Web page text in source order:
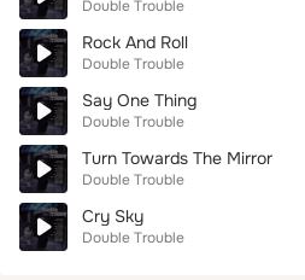
Double Trouble
Rock And Roll
Double Trouble
Say One Thing
Double Trouble
Turn Towards The Mirror
Double Trouble
Cry Sky
Double Trouble